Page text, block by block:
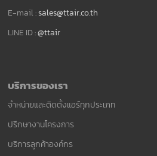
E-mail :sales@ttair.co.th
LINE ID :@ttair
บริการของเรา
จำหน่ายและติดตั้งแอร์ทุกประเภท
ปรึกษางานโครงการ
บริการลูกค้าองค์กร